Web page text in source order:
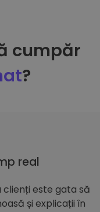
cumpăr
?
real
este gata să
și explicații în